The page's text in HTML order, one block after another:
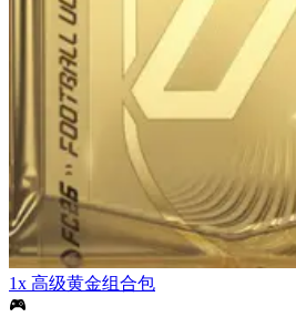
1x 高级黄金组合包